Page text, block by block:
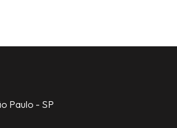
Paulo - SP